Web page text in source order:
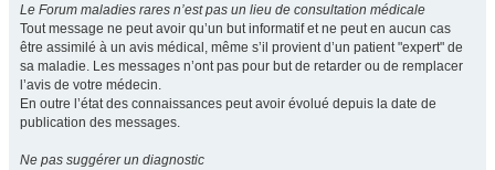
Le Forum maladies rares n’est pas un lieu de consultation médicale
Tout message ne peut avoir qu’un but informatif et ne peut en aucun cas
être assimilé à un avis médical, même s’il provient d’un patient "expert" de
sa maladie. Les messages n’ont pas pour but de retarder ou de remplacer
l’avis de votre médecin.
En outre l’état des connaissances peut avoir évolué depuis la date de
publication des messages.
Ne pas suggérer un diagnostic